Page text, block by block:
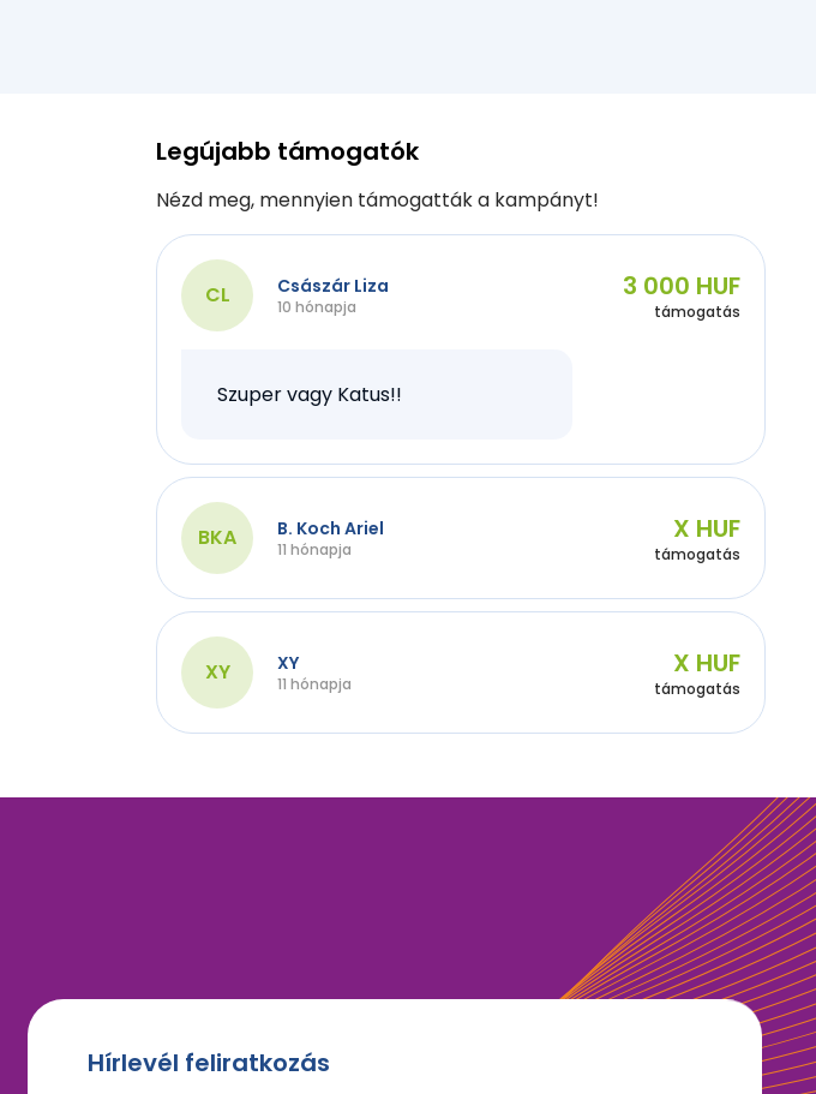
Legújabb támogatók
Nézd meg, mennyien támogatták a kampányt!
CL Császár Liza
10 hónapja
3 000 HUF
támogatás
Szuper vagy Katus!!
BKA B. Koch Ariel
11 hónapja
X HUF
támogatás
XY XY
11 hónapja
X HUF
támogatás
Hírlevél feliratkozás